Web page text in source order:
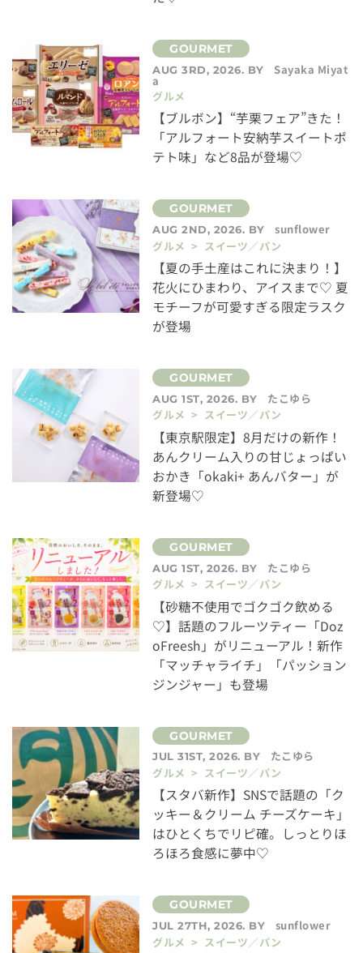
AUG 3RD, 2026. BY Sayaka Miyat
a
グルメ
【ブルボン】“芋栗フェア”きた！
「アルフォート安納芋スイートポ
テト味」など8品が登場♡
AUG 2ND, 2026. BY
sunflower
グルメ > スイーツ／パン
【夏の手土産はこれに決まり！】
花火にひまわり、アイスまで♡ 夏
モチーフが可愛すぎる限定ラスク
が登場
AUG 1ST, 2026. BY
たこゆら
グルメ > スイーツ／パン
【東京駅限定】8月だけの新作！
あんクリーム入りの甘じょっぱい
おかき「okaki+ あんバター」が
新登場♡
AUG 1ST, 2026. BY
たこゆら
グルメ > スイーツ／パン
【砂糖不使用でゴクゴク飲める
♡】話題のフルーツティー「Doz
oFreesh」がリニューアル！新作
「マッチャライチ」「パッション
ジンジャー」も登場
JUL 31ST, 2026. BY
たこゆら
グルメ > スイーツ／パン
【スタバ新作】SNSで話題の「ク
ッキー＆クリーム チーズケーキ」
はひとくちでリピ確。しっとりほ
ろほろ食感に夢中♡
JUL 27TH, 2026. BY
sunflower
グルメ > スイーツ／パン